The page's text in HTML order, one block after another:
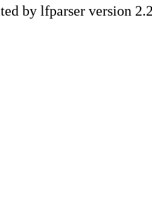
by lfparser version